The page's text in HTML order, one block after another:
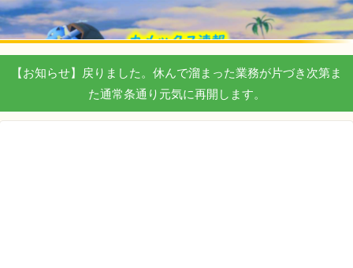
【お知らせ】戻りました。休んで溜まった業務が片づき次第ま
た通常条通り元気に再開します。